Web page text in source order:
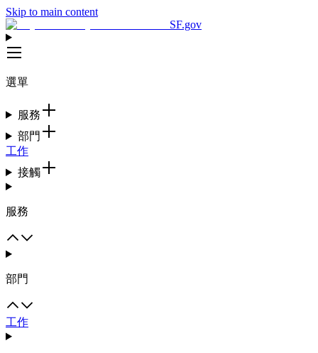
Skip to main content
SF.gov
選單
服務
部門
工作
接觸
服務
部門
工作